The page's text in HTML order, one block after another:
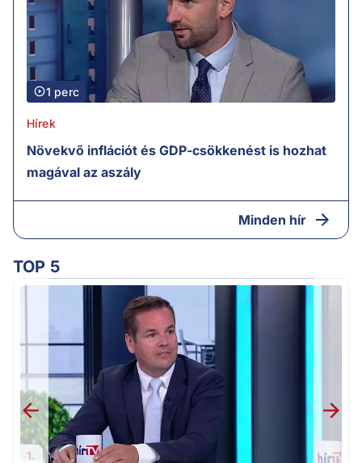
1 perc
Hírek
Növekvő inflációt és GDP-csökkenést is hozhat
magával az aszály
Minden hír
TOP 5
1.